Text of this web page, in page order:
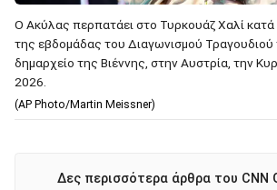
Ο Ακύλας περπατάει στο Τυρκουάζ Χαλί κατά
της εβδομάδας του Διαγωνισμού Τραγουδιού
δημαρχείο της Βιέννης, στην Αυστρία, την
2026.
(AP Photo/Martin Meissner)
Δες περισσότερα άρθρα του CNN